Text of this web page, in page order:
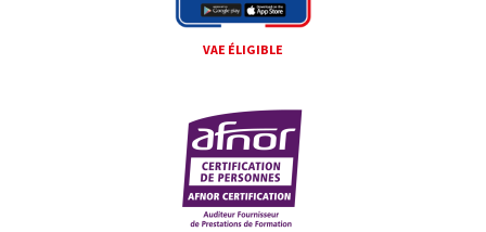
VAE ÉLIGIBLE